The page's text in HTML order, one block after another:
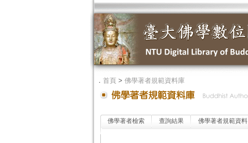
． 首頁> 佛學著者規範資料庫
佛學著者檢索 查詢結果 佛學著者規範資料